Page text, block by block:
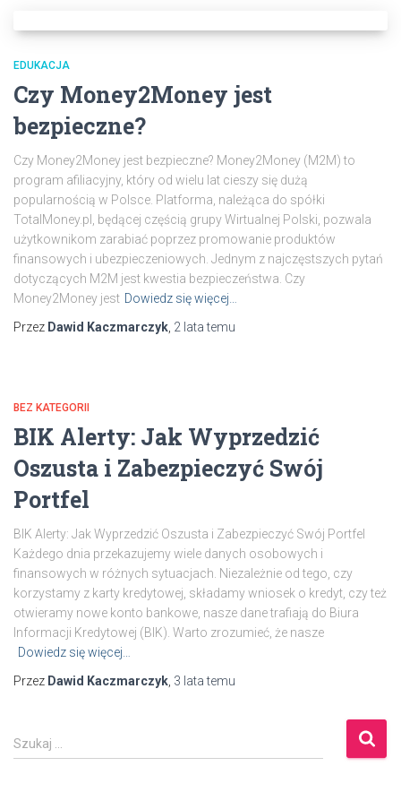
EDUKACJA
Czy Money2Money jest
bezpieczne?
Czy Money2Money jest bezpieczne? Money2Money (M2M) to
program afiliacyjny, który od wielu lat cieszy się dużą
popularnością w Polsce. Platforma, należąca do spółki
TotalMoney.pl, będącej częścią grupy Wirtualnej Polski, pozwala
użytkownikom zarabiać poprzez promowanie produktów
finansowych i ubezpieczeniowych. Jednym z najczęstszych pytań
dotyczących M2M jest kwestia bezpieczeństwa. Czy
Money2Money jest Dowiedz się więcej…
Przez Dawid Kaczmarczyk 2 latatemu
BEZ KATEGORII
BIK Alerty: Jak Wyprzedzić
Oszusta i Zabezpieczyć Swój
Portfel
BIK Alerty: Jak Wyprzedzić Oszusta i Zabezpieczyć Swój Portfel
Każdego dnia przekazujemy wiele danych osobowych i
finansowych w różnych sytuacjach. Niezależnie od tego, czy
korzystamy z karty kredytowej, składamy wniosek o kredyt, czy też
otwieramy nowe konto bankowe, nasze dane trafiają do Biura
Informacji Kredytowej (BIK). Warto zrozumieć, że nasze
Dowiedz się więcej…
Przez Dawid Kaczmarczyk 3 latatemu
S
z
Szukaj …